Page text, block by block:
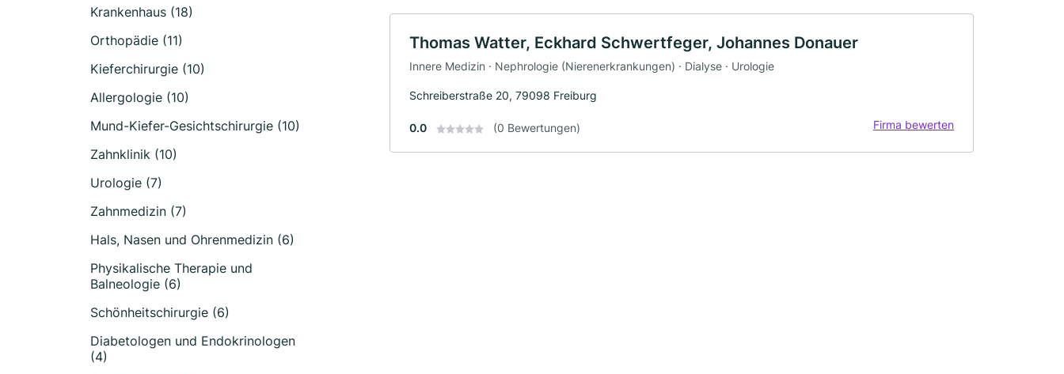
Krankenhaus (18)
Orthopädie (11)
Kieferchirurgie (10)
Allergologie (10)
Mund-Kiefer-Gesichtschirurgie (10)
Zahnklinik (10)
Urologie (7)
Zahnmedizin (7)
Hals, Nasen und Ohrenmedizin (6)
Physikalische Therapie und
Balneologie (6)
Schönheitschirurgie (6)
Diabetologen und Endokrinologen
(4)
Thomas Watter, Eckhard Schwertfeger, Johannes Donauer
Innere Medizin · Nephrologie (Nierenerkrankungen) · Dialyse · Urologie
Schreiberstraße 20, 79098 Freiburg
0.0 (0 Bewertungen) Firma bewerten